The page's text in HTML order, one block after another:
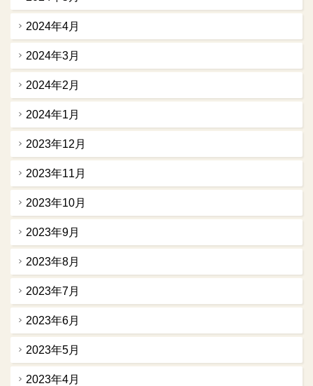
2024年4月
2024年3月
2024年2月
2024年1月
2023年12月
2023年11月
2023年10月
2023年9月
2023年8月
2023年7月
2023年6月
2023年5月
2023年4月